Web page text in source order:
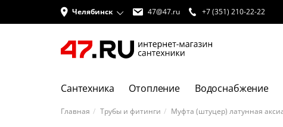
Челябинск 47@47.ru +7 (351) 210-22-22
Сантехника Отопление Водоснабжение
Главная Трубы и фитинги Муфта (штуцер) латунная